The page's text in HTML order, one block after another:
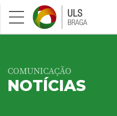
Saltar para conteúdo principal
COMUNICAÇÃO
NOTÍCIAS